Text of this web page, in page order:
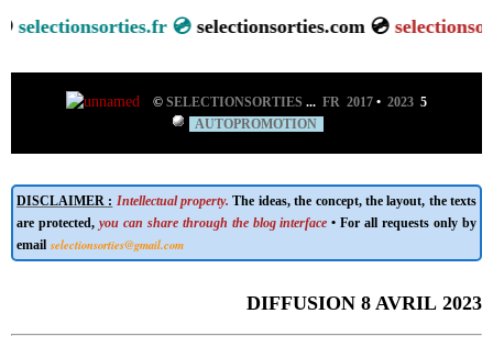
💿selectionsorties.com 💿
© SELECTIONSORTIES ... FR 2017 • 2023 5
AUTOPROMOTION
DISCLAIMER : Intellectual property. The ideas, the concept, the layout, the texts
are protected, you can share through the blog interface • For all requests only by
email selectionsorties@gmail.com
DIFFUSION 8 AVRIL 2023